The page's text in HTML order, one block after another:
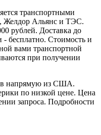
транспортными
Желдор Альянс и ТЭС.
рублей. Доставка до
бесплатно. Стоимость и
вами транспортной
при получении
напрямую из США.
по низкой цене. Цена
запроса. Подробности